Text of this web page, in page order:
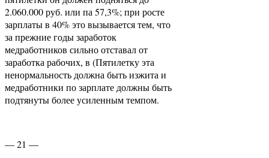
2.060.000 руб. или па 57,3%; при росте
зар­платы в 40% это вызывается тем, что
за прежние годы заработок
медработников сильно отставал от
заработка рабочих, в (Пятилетку эта
ненормальность должна быть изжита и
медработники по зарплате должны быть
подтянуты более усиленным темпом.
— 21 —